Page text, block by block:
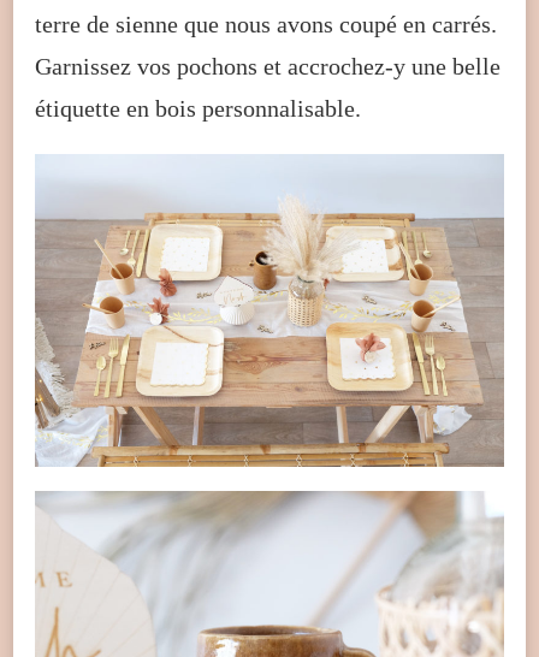
terre de sienne que nous avons coupé en carrés.
Garnissez vos pochons et accrochez-y une belle
étiquette en bois personnalisable.